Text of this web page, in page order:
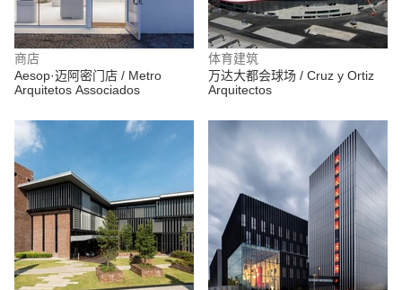
商店
Aesop·迈阿密门店 / Metro
Arquitetos Associados
体育建筑
万达大都会球场 / Cruz y Ortiz
Arquitectos